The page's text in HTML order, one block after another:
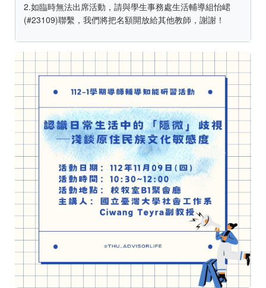
2.如臨時無法出席活動，請與學生事務處生活輔導組怡峮
(#23109)聯繫，我們將把名額開放給其他教師，謝謝！